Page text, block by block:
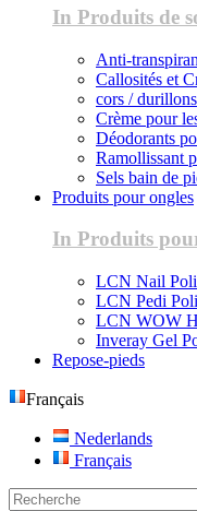
In Produits de
Anti-
Callosités et
cors / durillons
Crème pour
Déodorants
Ramollissant
Sels bain de
Produits pour ongles
In Produits
LCN Nail
LCN Pedi
LCN WOW
Inveray Gel
Repose-pieds
Français
Nederlands
Français